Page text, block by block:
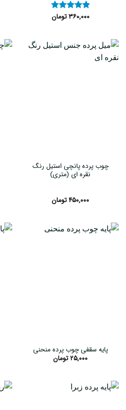
نمره۵از۳۶۰,۰۰۰ تومان
چوب پرده پانچی استیل رنگ
نقره ای (متری)
۴۵۰,۰۰۰تومان
پایه سقفی چوب پرده منحنی
۲۵,۰۰۰تومان